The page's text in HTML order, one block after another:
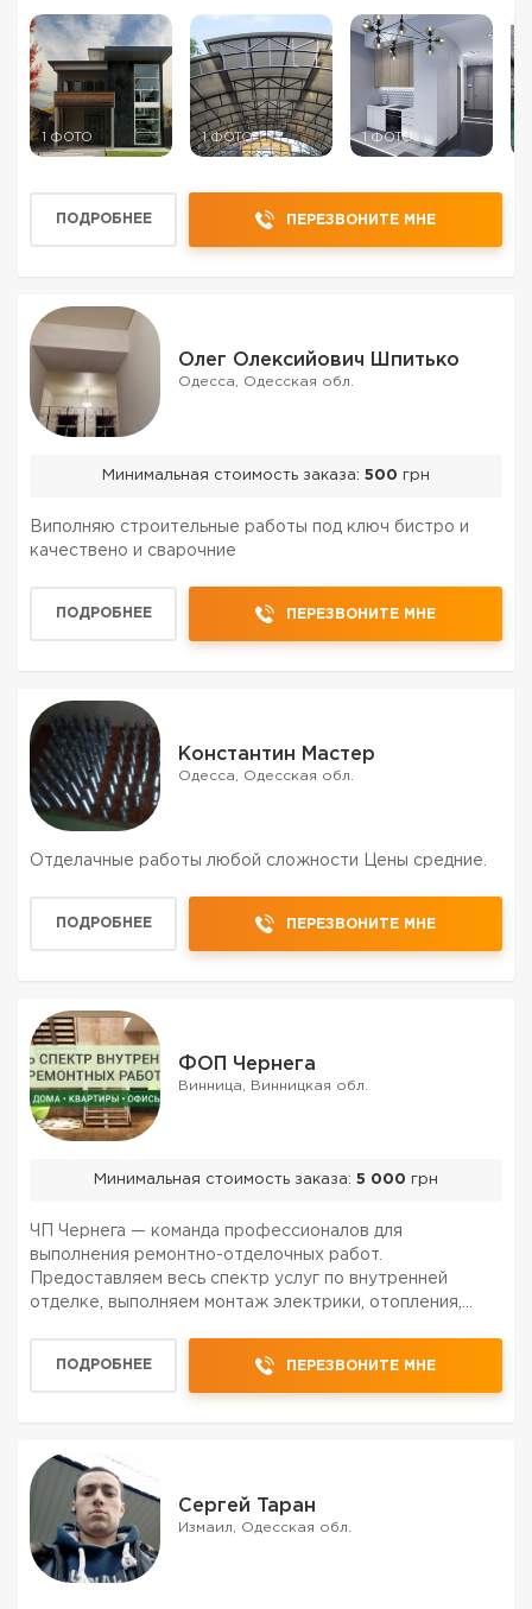
индивидуальный подход, гарантия качества. На рынке
ремонтно-стро...
1 ФОТО 1 ФОТО 1 ФОТО
ПОДРОБНЕЕ ПЕРЕЗВОНИТЕ МНЕ
Олег Олексийович Шпитько
Одесса, Одесская обл.
Минимальная стоимость заказа: 500 грн
Виполняю строительные работы под ключ бистро и
качествено и сварочние
ПОДРОБНЕЕ ПЕРЕЗВОНИТЕ МНЕ
Константин Мастер
Одесса, Одесская обл.
Отделачные работы любой сложности Цены средние.
ПОДРОБНЕЕ ПЕРЕЗВОНИТЕ МНЕ
ФОП Чернега
Винница, Винницкая обл.
Минимальная стоимость заказа: 5 000 грн
ЧП Чернега — команда профессионалов для
выполнения ремонтно-отделочных работ.
Предоставляем весь спектр услуг по внутренней
отделке, выполняем монтаж электрики, отопления,
по Виннице , области, Украин...
ПОДРОБНЕЕ ПЕРЕЗВОНИТЕ МНЕ
Сергей Таран
Измаил, Одесская обл.